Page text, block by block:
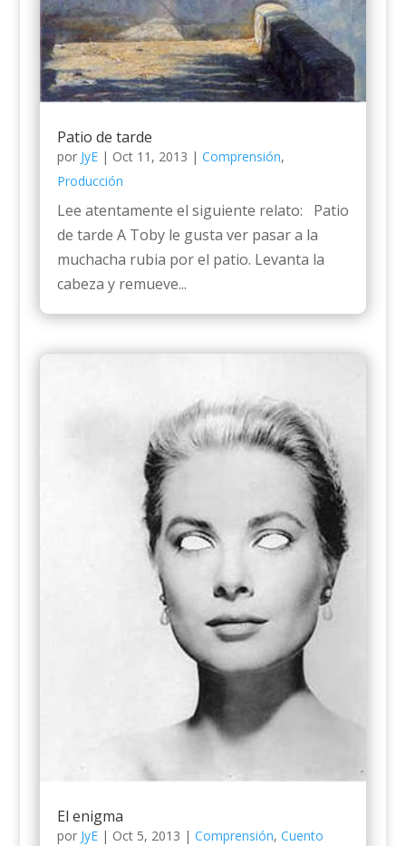
Patio de tarde
por JyE| Oct 11, 2013 | Comprensión,
Producción
Lee atentamente el siguiente relato: Patio
de tarde A Toby le gusta ver pasar a la
muchacha rubia por el patio. Levanta la
cabeza y remueve...
El enigma
por JyE| Oct 5, 2013 | Comprensión, Cuento